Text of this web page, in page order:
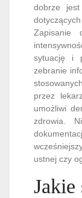
dobrze
Zapisanie
sytuację i
zebranie
przez
umożliwi
zdrowia.
ustnej czy
Jakie